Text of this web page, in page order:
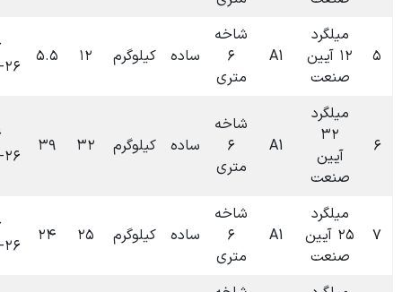
۶
ساده کیلوگرم ۱۲ ۵.۵
۰۹:۴۶
۱۴۰۴-۰۶-۲۶
۰تومان
۶
ساده کیلوگرم ۳۲ ۳۹
۰۹:۴۶
۱۴۰۴-۰۶-۲۶
تومان
۶
ساده کیلوگرم ۲۵ ۲۴
۰۹:۴۶
۱۴۰۴-۰۶-۲۶
تومان